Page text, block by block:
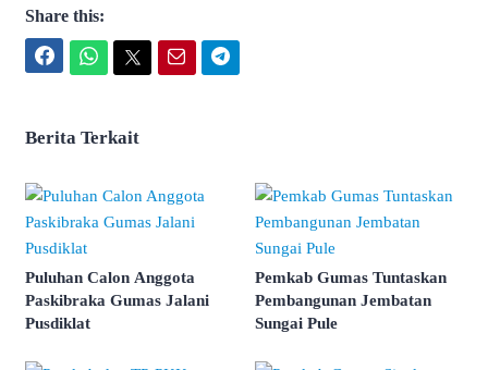
Share this:
Berita Terkait
Puluhan Calon Anggota
Paskibraka Gumas Jalani
Pusdiklat
Pemkab Gumas Tuntaskan
Pembangunan Jembatan
Sungai Pule